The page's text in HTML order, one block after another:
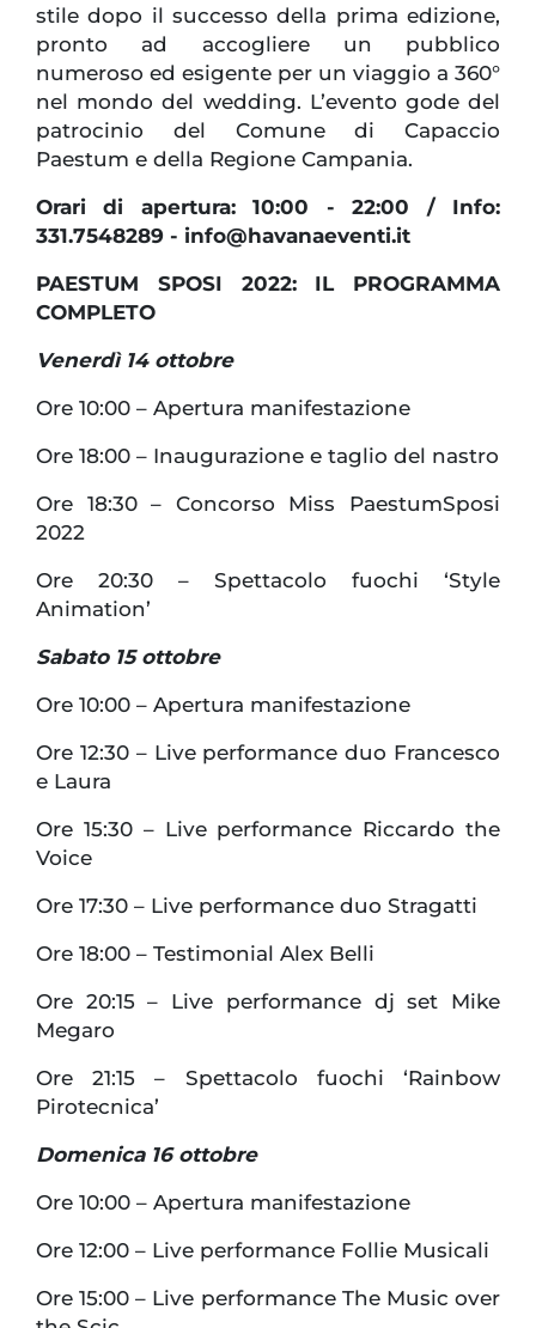
stile dopo il successo della prima edizione,
pronto ad accogliere un pubblico
numeroso ed esigente per un viaggio a 360°
nel mondo del wedding. L’evento gode del
patrocinio del Comune di Capaccio
Paestum e della Regione Campania.
Orari di apertura: 10:00 - 22:00 / Info:
331.7548289 - info@havanaeventi.it
PAESTUM SPOSI 2022: IL PROGRAMMA
COMPLETO
Venerdì 14 ottobre
Ore 10:00 – Apertura manifestazione
Ore 18:00 – Inaugurazione e taglio del nastro
Ore 18:30 – Concorso Miss PaestumSposi
2022
Ore 20:30 – Spettacolo fuochi ‘Style
Animation’
Sabato 15 ottobre
Ore 10:00 – Apertura manifestazione
Ore 12:30 – Live performance duo Francesco
e Laura
Ore 15:30 – Live performance Riccardo the
Voice
Ore 17:30 – Live performance duo Stragatti
Ore 18:00 – Testimonial Alex Belli
Ore 20:15 – Live performance dj set Mike
Megaro
Ore 21:15 – Spettacolo fuochi ‘Rainbow
Pirotecnica’
Domenica 16 ottobre
Ore 10:00 – Apertura manifestazione
Ore 12:00 – Live performance Follie Musicali
Ore 15:00 – Live performance The Music over